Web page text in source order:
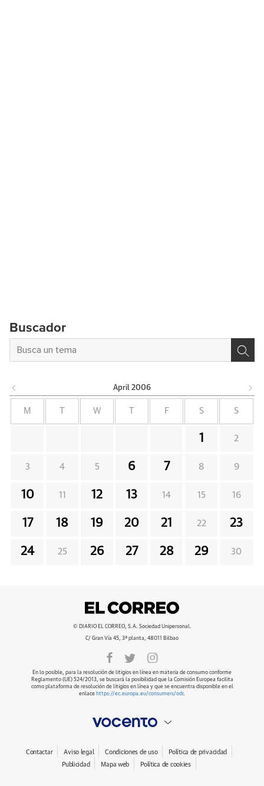
Buscador
April 2006
M W F S S
1 2
3 4 5 6 7 8 9
10 11 12 13 14 15 16
17 18 19 20 21 22 23
24 25 26 27 28 29 30
© DIARIO EL CORREO, S.A. Sociedad Unipersonal.
C/ Gran Vía 45, 3ª planta, 48011 Bilbao
En lo posible, para la resolución de litigios en línea en materia de consumo conforme
Reglamento (UE) 524/2013, se buscará la posibilidad que la Comisión Europea facilita
como plataforma de resolución de litigios en línea y que se encuentra disponible en el
enlace https://ec.europa.eu/consumers/odr.
Contactar Aviso legal Condiciones de uso
Política de privacidad
Publicidad
Mapa web Política de cookies